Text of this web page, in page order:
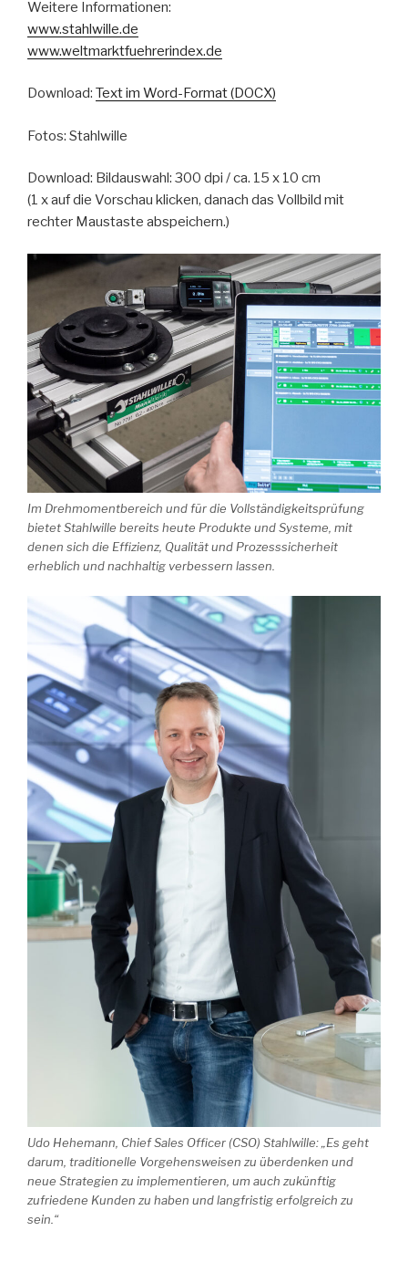
Weitere Informationen:
www.stahlwille.de
www.weltmarktfuehrerindex.de
Download: Text im Word-Format (DOCX)
Fotos: Stahlwille
Download: Bildauswahl: 300 dpi / ca. 15 x 10 cm
(1 x auf die Vorschau klicken, danach das Vollbild mit
rechter Maustaste abspeichern.)
Im Drehmomentbereich und für die Vollständigkeitsprüfung
bietet Stahlwille bereits heute Produkte und Systeme, mit
denen sich die Effizienz, Qualität und Prozesssicherheit
erheblich und nachhaltig verbessern lassen.
Udo Hehemann, Chief Sales Officer (CSO) Stahlwille: „Es geht
darum, traditionelle Vorgehensweisen zu überdenken und
neue Strategien zu implementieren, um auch zukünftig
zufriedene Kunden zu haben und langfristig erfolgreich zu
sein.“